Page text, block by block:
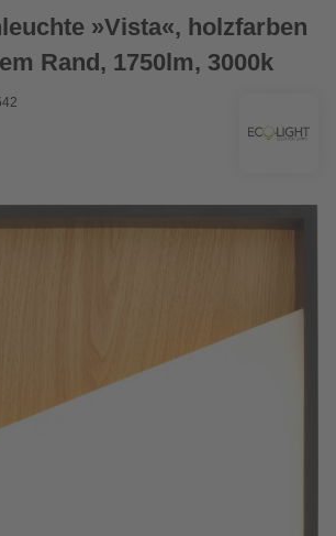
»Vista«, holzfarben
Rand, 1750lm, 3000k